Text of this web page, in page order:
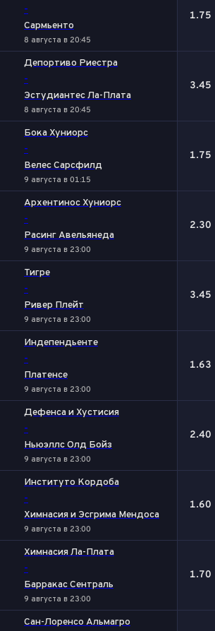
-
Сармьенто
8 августа в 20:45
1.75
Депортиво Риестра
-
Эстудиантес Ла-Плата
8 августа в 20:45
3.45
Бока Хуниорс
-
Велес Сарсфилд
9 августа в 01:15
1.75
Архентинос Хуниорс
-
Расинг Авельянеда
9 августа в 23:00
2.30
Тигре
-
Ривер Плейт
9 августа в 23:00
3.45
Индепендьенте
-
Платенсе
9 августа в 23:00
1.63
Дефенса и Хустисия
-
Ньюэллс Олд Бойз
9 августа в 23:00
2.40
Институто Кордоба
-
Химнасия и Эсгрима Мендоса
9 августа в 23:00
1.60
Химнасия Ла-Плата
-
Барракас Сентраль
9 августа в 23:00
1.70
Сан-Лоренсо Альмагро